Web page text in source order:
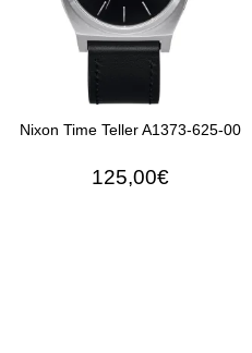
Nixon Time Teller A1373-625-00
125,00€